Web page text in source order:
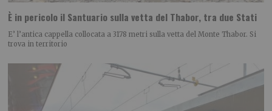
È in pericolo il Santuario sulla vetta del Thabor, tra due Stati
E’ l’antica cappella collocata a 3178 metri sulla vetta del Monte Thabor. Si
trova in territorio